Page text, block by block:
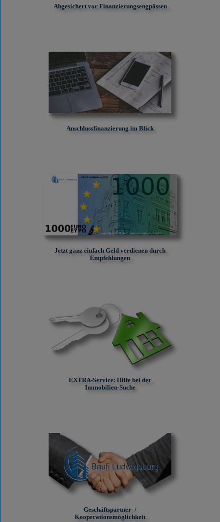
Abgesichert vor Finanzierungs­engpässen
Anschlussfinanzierung im Blick
Jetzt ganz einfach Geld verdienen durch
Empfehlungen
EXTRA-Service: Hilfe bei der
Immobilien-Suche
Geschäftspartner- /
Kooperationsmöglichkeit